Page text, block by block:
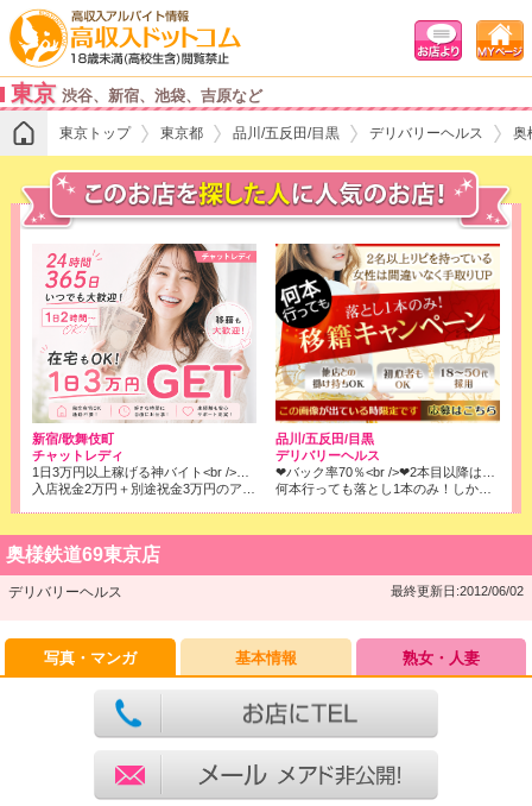
東京 渋谷、新宿、池袋、吉原など
東京トップ 東京都 品川/五反田/目黒 デリバリーヘルス 奥
新宿/歌舞伎町
チャットレディ
品川/五反田/目黒
デリバリーヘルス
奥様鉄道69東京店
デリバリーヘルス 最終更新日:2012/06/02
写真・マンガ 基本情報 熟女・人妻